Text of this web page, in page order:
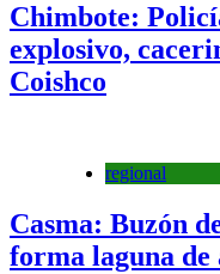
Chimbote:
explosivo,
Coishco
regional
Casma: Buzón
forma laguna de